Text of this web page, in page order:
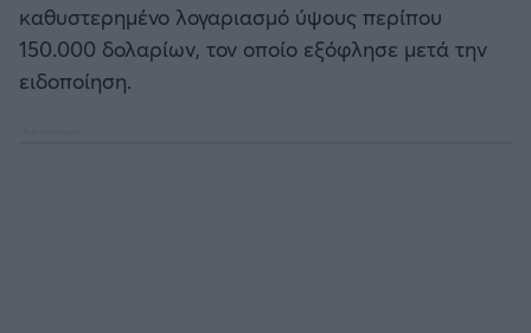
καθυστερημένο λογαριασμό ύψους περίπου
150.000 δολαρίων, τον οποίο εξόφλησε μετά την
ειδοποίηση.